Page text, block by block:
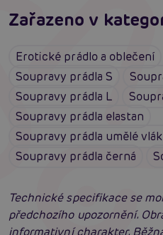
Zařazeno v
Erotické prádlo a oblečení
Soupravy prádla S
Soupravy prádla L
Soupravy prádla elastan
Soupravy prádla umělé
Soupravy prádla černá
Technické specifikace se
předchozího upozornění.
informativní charakter.